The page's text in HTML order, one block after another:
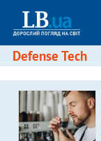
Defense Tech